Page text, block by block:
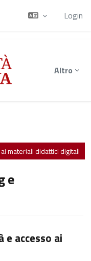
Login
Altro
materiali didattici digitali
e
e accesso ai